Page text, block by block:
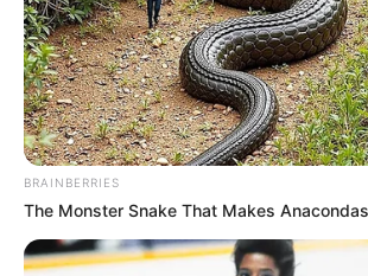
La
BRAINBERRIES
The Monster Snake That Makes